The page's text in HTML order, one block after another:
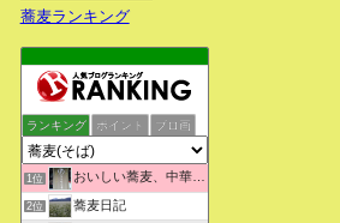
蕎麦ランキング
ランキング ポイント ブロ画
1位 おいしい蕎麦、中華そばを求めて彷徨うブログ
2位 蕎麦日記